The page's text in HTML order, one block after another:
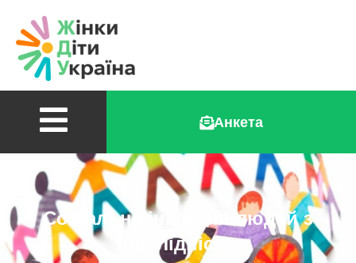
Анкета
Соціальна інклюзія людей з
інвалідністю